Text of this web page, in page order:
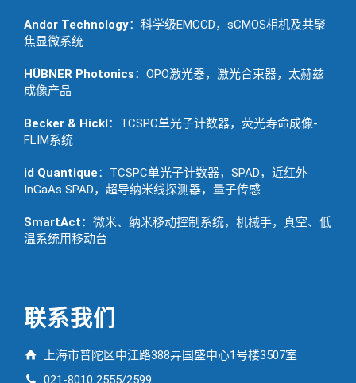
Andor Technology：科学级EMCCD，sCMOS相机及共聚
焦显微系统
HÜBNER Photonics：OPO激光器，激光合束器，太赫兹
成像产品
Becker & Hickl：TCSPC单光子计数器，荧光寿命成像-
FLIM系统
id Quantique：TCSPC单光子计数器，SPAD，近红外
InGaAs SPAD，超导纳米线探测器，量子传感
SmartAct：微米、纳米移动控制系统，机械手，真空、低
温系统用移动台
联系我们
上海市普陀区中江路388弄国盛中心1号楼3507室
021-8010 2555/2599